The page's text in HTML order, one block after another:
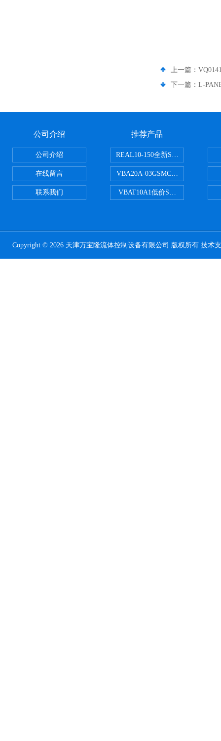
上一篇：
下一篇： L-
公司介绍
公司介绍
在线留言
联系我们
推荐产品
REAL10-150全新SMC正弦无杆缸
VBA20A-03GSMC增压阀VBA-
VBAT10A1低价SMC储气罐VBAT
Copyright © 2026 天津万宝隆流体控制设备有限公司 版权所有 技术